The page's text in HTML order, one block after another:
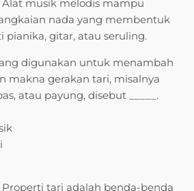
Alat musik melodis mampu
nada yang membentuk
pianika, gitar, atau seruling.
digunakan untuk menambah
makna gerakan tari, misalnya
atau payung, disebut _____.
Properti tari adalah benda-benda